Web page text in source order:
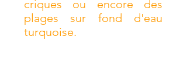
criques ou encore des
plages sur fond d'eau
turquoise.